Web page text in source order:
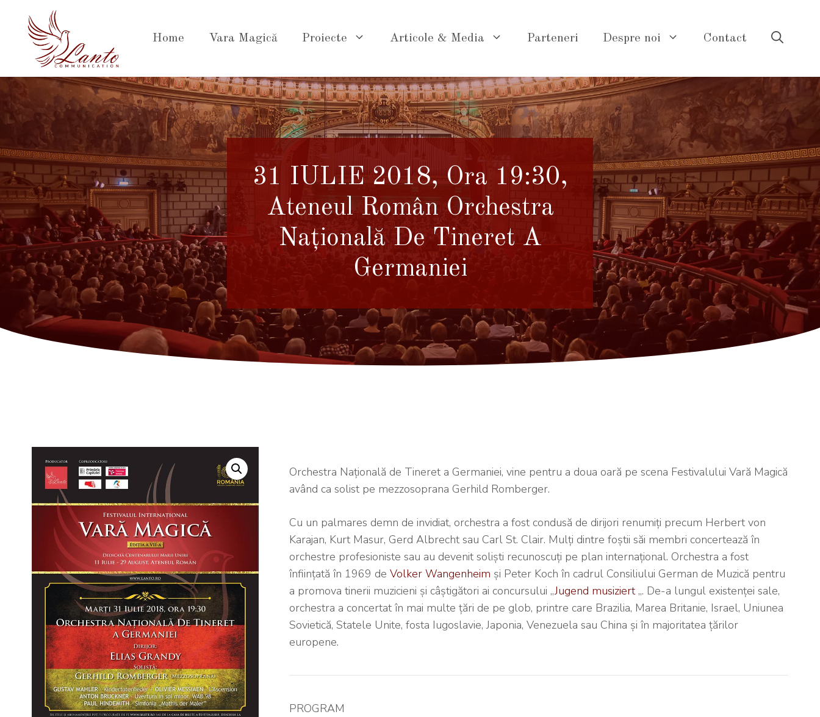
conținut
Home Vara Magică Proiecte Articole & Media Parteneri Despre noi Contact
31 IULIE 2018, Ora 19:30,
Ateneul Român Orchestra
Națională De Tineret A
Germaniei
Orchestra Națională de Tineret a Germaniei, vine pentru a doua oară pe scena Festivalului Vară Magică
având ca solist pe mezzosoprana Gerhild Romberger.
Cu un palmares demn de invidiat, orchestra a fost condusă de dirijori renumiți precum Herbert von
Karajan, Kurt Masur, Gerd Albrecht sau Carl St. Clair. Mulți dintre foștii săi membri concertează în
orchestre profesioniste sau au devenit soliști recunoscuți pe plan internațional. Orchestra a fost
înființată în 1969 de Volker Wangenheim și Peter Koch în cadrul Consiliului German de Muzică pentru
a promova tinerii muzicieni și câștigători ai concursului „Jugend musiziert„. De-a lungul existenței sale,
orchestra a concertat în mai multe țări de pe glob, printre care Brazilia, Marea Britanie, Israel, Uniunea
Sovietică, Statele Unite, fosta Iugoslavie, Japonia, Venezuela sau China și în majoritatea țărilor
europene.
PROGRAM